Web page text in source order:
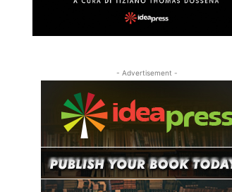
- Advertisement -